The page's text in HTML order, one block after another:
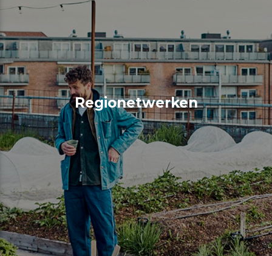
Regionetwerken